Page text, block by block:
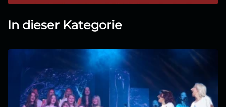
In dieser Kategorie